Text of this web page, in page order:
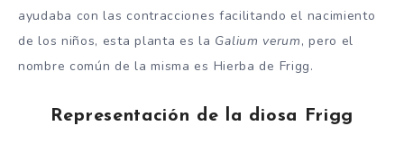
ayudaba con las contracciones facilitando el nacimiento
de los niños, esta planta es la Galium verum, pero el
nombre común de la misma es Hierba de Frigg.
Representación de la diosa Frigg